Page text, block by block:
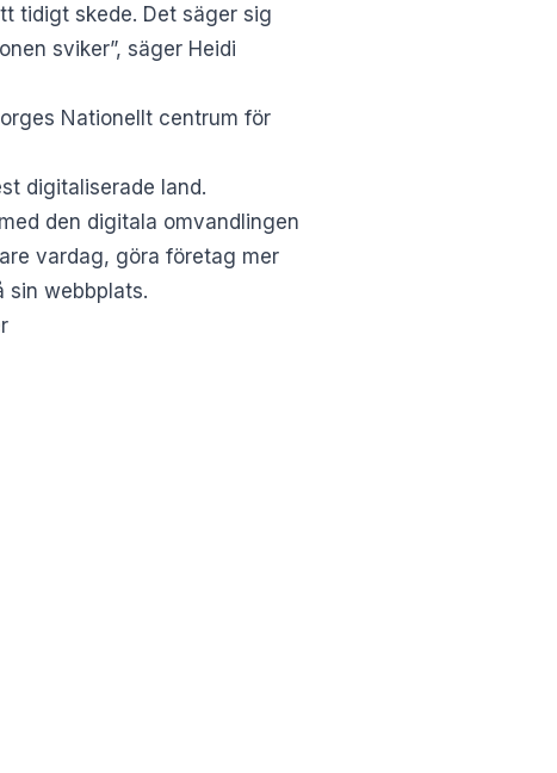
tidigt skede. Det säger sig
sviker”, säger Heidi
Nationellt centrum för
digitaliserade land.
den digitala omvandlingen
vardag, göra företag mer
sin webbplats.